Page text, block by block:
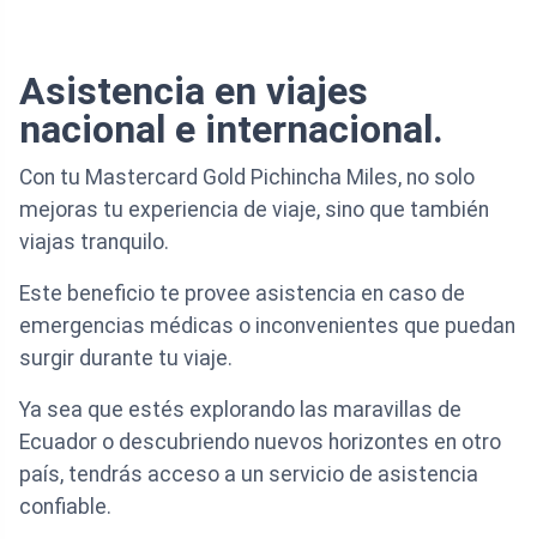
Asistencia en viajes
nacional e internacional.
Con tu Mastercard Gold Pichincha Miles, no solo
mejoras tu experiencia de viaje, sino que también
viajas tranquilo.
Este beneficio te provee asistencia en caso de
emergencias médicas o inconvenientes que puedan
surgir durante tu viaje.
Ya sea que estés explorando las maravillas de
Ecuador o descubriendo nuevos horizontes en otro
país, tendrás acceso a un servicio de asistencia
confiable.